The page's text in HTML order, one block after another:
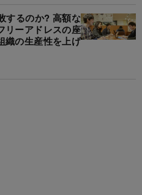
するのか? 高額な
リーアドレスの座
織の生産性を上げ